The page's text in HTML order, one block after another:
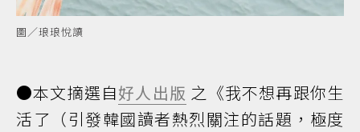
圖／琅琅悅讀
●本文摘選自好人出版 之《我不想再跟你生
活了（引發韓國讀者熱烈關注的話題，極度